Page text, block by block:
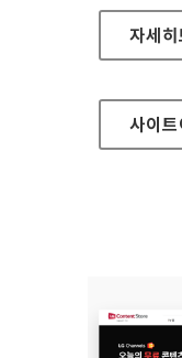
LG
자세히
사이트